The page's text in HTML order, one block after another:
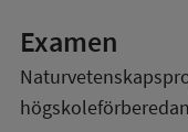
Examen